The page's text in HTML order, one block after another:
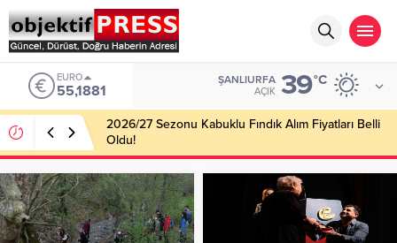
EURO
55,1881
ŞANLIURFA
AÇIK 39°C
2026/27 Sezonu Kabuklu Fındık Alım Fiyatları Belli
Oldu!